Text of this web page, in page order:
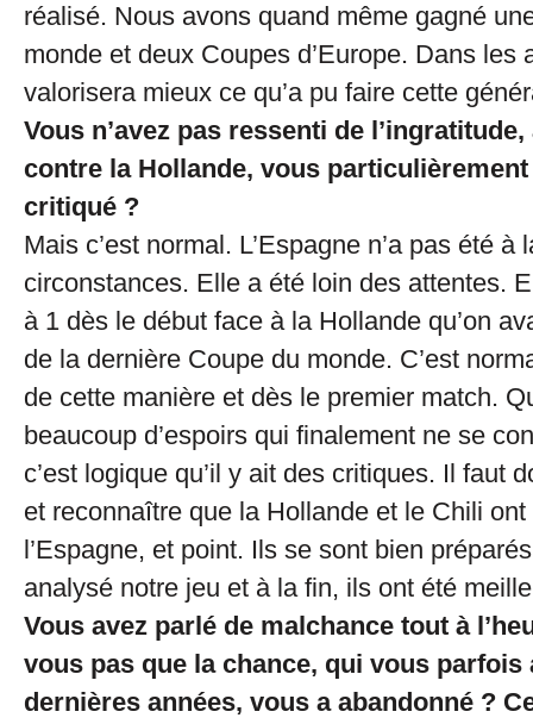
réalisé. Nous avons quand même gagné
monde et deux Coupes d’Europe. Dans les
valorisera mieux ce qu’a pu faire cette
Vous n’avez pas ressenti de
contre la Hollande, vous
critiqué ?
Mais c’est normal. L’Espagne n’a pas été à
circonstances. Elle a été loin des attentes.
à 1 dès le début face à la Hollande qu’on
de la dernière Coupe du monde. C’est
de cette manière et dès le premier match.
beaucoup d’espoirs qui finalement ne se
c’est logique qu’il y ait des critiques. Il faut
et reconnaître que la Hollande et le Chili
l’Espagne, et point. Ils se sont bien
analysé notre jeu et à la fin, ils ont été
Vous avez parlé de malchance tout à
vous pas que la chance, qui vous parfois
dernières années, vous a abandonné ?